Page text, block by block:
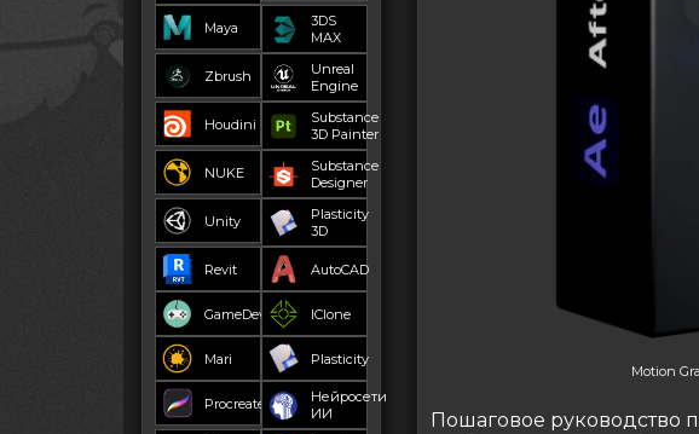
Maya
3DS
MAX
Zbrush
Unreal
Engine
Houdini
Substance
3D Painter
NUKE
Substance
Designer
Unity
Plasticity
3D
Revit AutoCAD
GameDev IClone
Mari Plasticity
Procreate
Нейросети
ИИ
Motion
Пошаговое